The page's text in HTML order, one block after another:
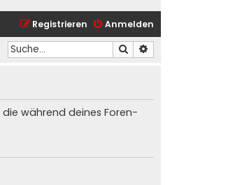
Anmelden
Registrieren
Suche
während deines Foren-